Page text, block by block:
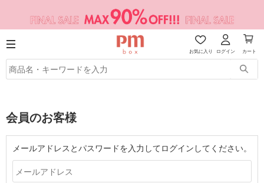
お気に入り ログイン カート
会員のお客様
メールアドレスとパスワードを入力してログインしてください。